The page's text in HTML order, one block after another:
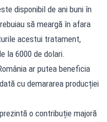
disponibil de ani buni în
să meargă în afara
acestui tratament,
la 6000 de dolari.
ar putea beneficia
cu demararea producției
o contribuție majoră